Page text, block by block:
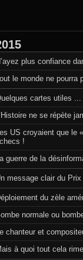
plus confiance
le monde ne
cartes utiles ...
ne se répète
US croyaient que le
!
guerre de la
message clair du
du zèle
normale ou
chanteur et
à quoi tout cela